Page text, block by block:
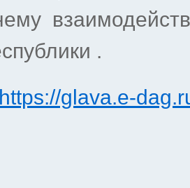
.
https://glava.e-